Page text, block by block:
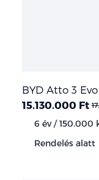
BYD Atto 3
15.130.000 Ft
6 év / 150.000
Rendelés alatt